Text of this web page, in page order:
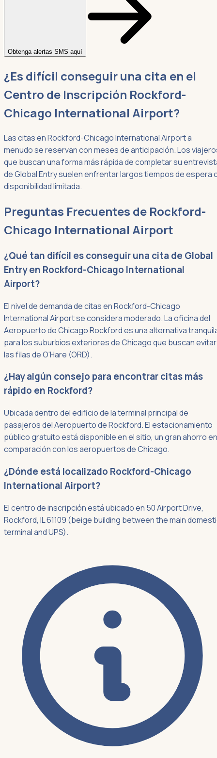
Obtenga alertas SMS aquí
¿Es difícil conseguir una cita en el
Centro de Inscripción Rockford-
Chicago International Airport?
Las citas en Rockford-Chicago International Airport a
menudo se reservan con meses de anticipación. Los
que buscan una forma más rápida de completar su
de Global Entry suelen enfrentar largos tiempos de espera
disponibilidad limitada.
Preguntas Frecuentes de Rockford-
Chicago International Airport
¿Qué tan difícil es conseguir una cita de Global
Entry en Rockford-Chicago International
Airport?
El nivel de demanda de citas en Rockford-Chicago
International Airport se considera moderado. La oficina del
Aeropuerto de Chicago Rockford es una alternativa
para los suburbios exteriores de Chicago que buscan evitar
las filas de O'Hare (ORD).
¿Hay algún consejo para encontrar citas más
rápido en Rockford?
Ubicada dentro del edificio de la terminal principal de
pasajeros del Aeropuerto de Rockford. El estacionamiento
público gratuito está disponible en el sitio, un gran ahorro en
comparación con los aeropuertos de Chicago.
¿Dónde está localizado Rockford-Chicago
International Airport?
El centro de inscripción está ubicado en 50 Airport Drive,
Rockford, IL 61109 (beige building between the main
terminal and UPS).